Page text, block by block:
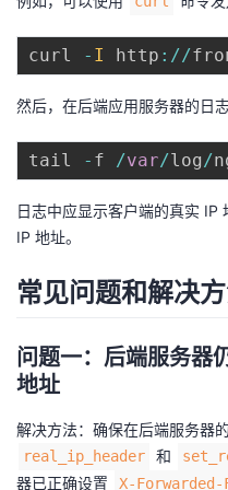
curl - I http : //
然后，在后端应用服务器的日
tail - f /var/log /
日志中应显示客户端的真实
IP 地址。
常见问题和解决
问题一：后端服务器
地址
解决方法：确保在后端服务器
real_ip_header 和
器已正确设置
X-Forwarded-